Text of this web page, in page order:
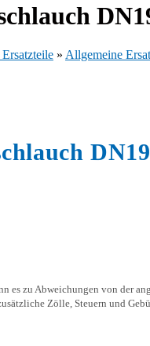
» Allgemeine
es zu Abweichungen von der
Zölle, Steuern und